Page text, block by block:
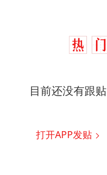
目前还没有跟
打开APP发贴